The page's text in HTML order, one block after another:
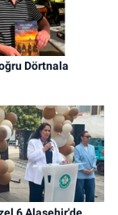
Dörtnala
6 Alaşehir'de